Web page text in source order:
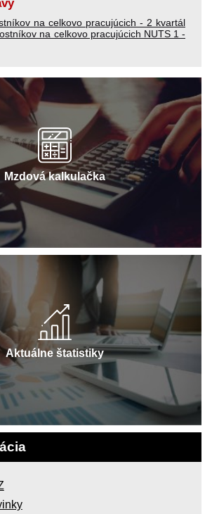
na celkovo pracujúcich - 2 kvartál
na celkovo pracujúcich NUTS 1 -
Mzdová kalkulačka
Aktuálne štatistiky